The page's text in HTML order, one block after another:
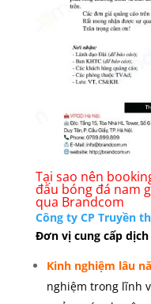
Tại sao nên
đấu bóng đá nam
qua Brandcom
Công ty CP Truyền
Đơn vị cung cấp
Kinh nghiệm lâu
nghiệm trong lĩnh